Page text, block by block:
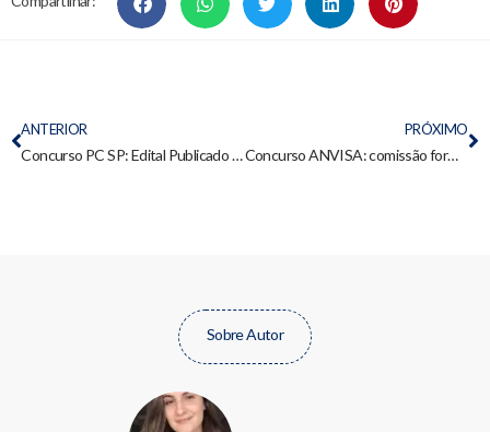
ANTERIOR
Concurso PC SP: Edital Publicado 249 vagas Perito Criminal e 116 Médico Legista, saiba mais!
PRÓXIMO
Concurso ANVISA: comissão formada
Sobre Autor